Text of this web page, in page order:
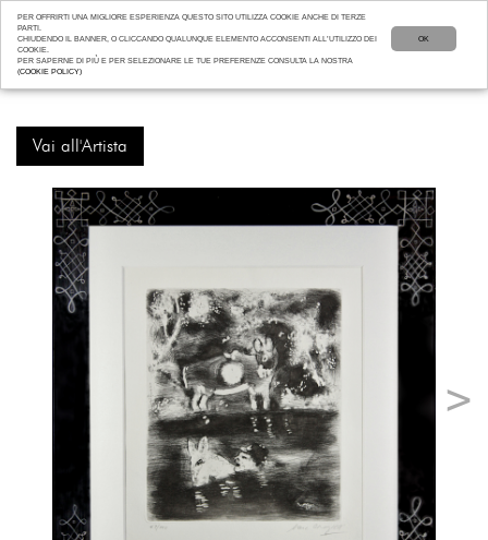
OK
PER OFFRIRTI UNA MIGLIORE ESPERIENZA QUESTO SITO UTILIZZA COOKIE ANCHE DI TERZE
PARTI.
CHIUDENDO IL BANNER, O CLICCANDO QUALUNQUE ELEMENTO ACCONSENTI ALL’UTILIZZO DEI
COOKIE.
PER SAPERNE DI PIÙ E PER SELEZIONARE LE TUE PREFERENZE CONSULTA LA NOSTRA
(COOKIE POLICY)
Vai all'Artista